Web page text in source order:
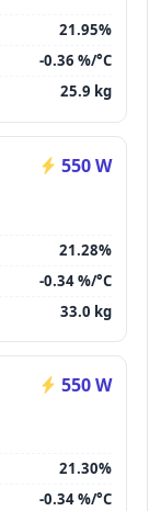
21.95%
-0.36 %/°C
25.9 kg
550 W
21.28%
-0.34 %/°C
33.0 kg
550 W
21.30%
-0.34 %/°C